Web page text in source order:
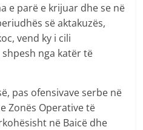
e parë e krijuar dhe se në
së aktakuzës,
vend ky i cili
nga katër të
pas ofensivave serbe në
Zonës Operative të
në Baicë dhe